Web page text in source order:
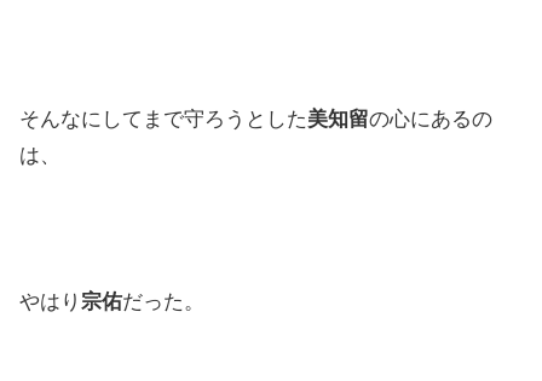
そんなにしてまで守ろうとした美知留の心にあるの
は、
やはり 宗佑だった。